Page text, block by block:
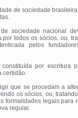
de sociedade
sociedade nacional
todos os sócios, ou,
pelos
por escritura
certidão.
que se procedam a
os sócios, ou,
formalidades legais para
regular.